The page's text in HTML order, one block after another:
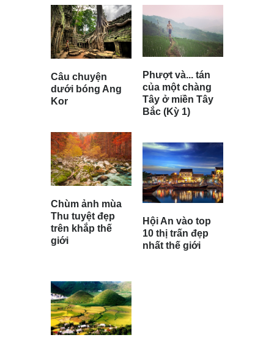
Câu chuyện
dưới bóng Ang
Kor
Chùm ảnh mùa
Thu tuyệt đẹp
trên khắp thế
giới
Phượt và... tán
của một chàng
Tây ở miền Tây
Bắc (Kỳ 1)
Hội An vào top
10 thị trấn đẹp
nhất thế giới